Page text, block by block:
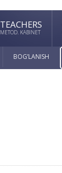
TEACHERS
METOD. KABINET
BOG’LANISH